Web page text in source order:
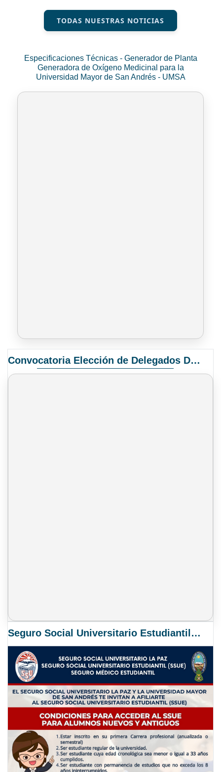
TODAS NUESTRAS NOTICIAS
Especificaciones Técnicas - Generador de Planta
Generadora de Oxígeno Medicinal para la
Universidad Mayor de San Andrés - UMSA
Convocatoria Elección de Delegados Docentes para el XIV Congreso Nacional de Universidades
Seguro Social Universitario Estudiantil SSUE